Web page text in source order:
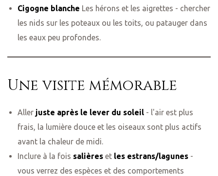
Cigogne blanche Les hérons et les aigrettes - chercher
les nids sur les poteaux ou les toits, ou patauger dans
les eaux peu profondes.
Une visite mémorable
Aller juste après le lever du soleil- l'air est plus
frais, la lumière douce et les oiseaux sont plus actifs
avant la chaleur de midi.
Inclure à la fois salièreset les estrans/lagunes-
vous verrez des espèces et des comportements